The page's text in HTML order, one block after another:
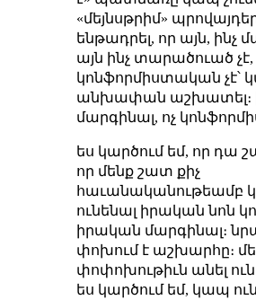
«մեյնսթրիմ»
ենթադրել, որ այն, ինչ
այն ինչ տարածուած չէ,
կոնֆորմիստական չէ՝
անխափան աշխատել։
մարգինալ, ոչ
ես կարծում եմ, որ դա
որ մենք շատ քիչ
հաւանականութեամբ
ունենալ իրական նոն
իրական մարգինալ։
փոխում է աշխարհը։
փոփոխութիւն անել
ես կարծում եմ, կապ